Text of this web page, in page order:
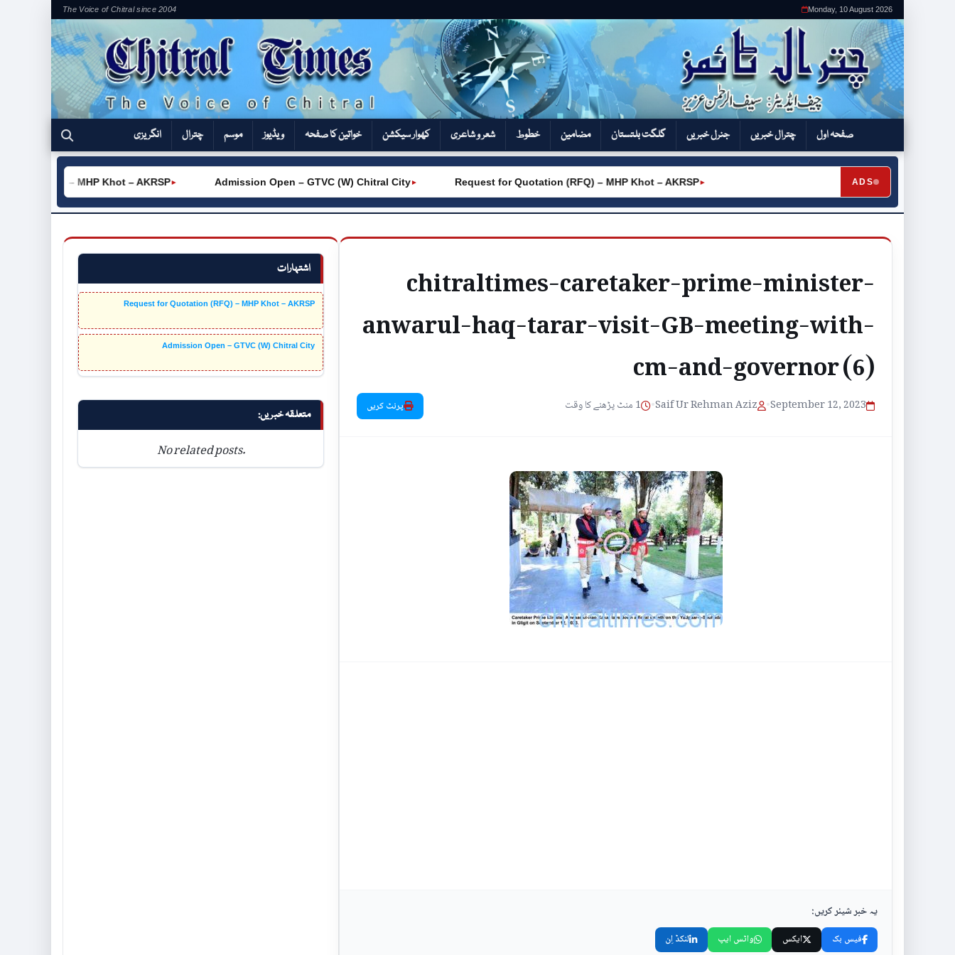
The Voice of Chitral since 2004 Monday, 10 August 2026
صفحہ اول چترال خبریں جنرل خبریں گلگت بلتستان مضامین خطوط شعر و شاعری کھوار سیکشن‎ خواتین کا صفحہ ویڈیوز موسم چترال انگریزی
ADS
►
(RFQ) – MHP Khot – AKRSP ►
Request for Quotation (RFQ) – MHP Khot – AKRSP
►
Admission Open – GTVC (W) Chitral City
اشتہارات
Request for Quotation (RFQ) – MHP Khot – AKRSP
Admission Open – GTVC (W) Chitral City
متعلقہ خبریں:
No related posts.
chitraltimes-caretaker-prime-minister-
anwarul-haq-tarar-visit-GB-meeting-with-
cm-and-governor (6)
September 12, 2023
•
Saif Ur Rehman Aziz
• 1 منٹ پڑھنے کا وقت پرنٹ کریں
یہ خبر شیئر کریں:
فیس بک ایکس واٹس ایپ لنکڈ اِن